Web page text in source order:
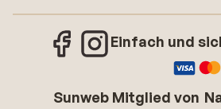
Einfach und
Sunweb Mitglied von